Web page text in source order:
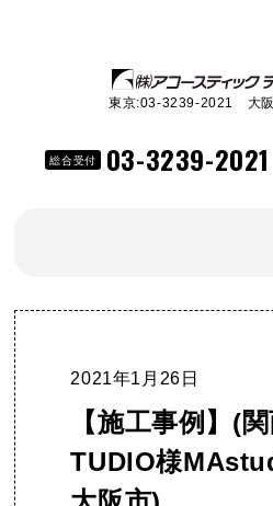
東京:03-3239-2021 大
総合受付 03-3239-2021
2021年1月26日
【施工事例】(
TUDIO様